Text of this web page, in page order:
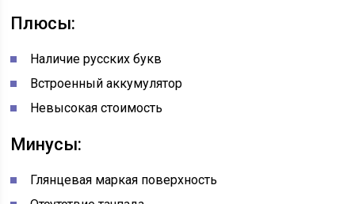
Плюсы:
Наличие русских букв
Встроенный аккумулятор
Невысокая стоимость
Минусы:
Глянцевая маркая поверхность